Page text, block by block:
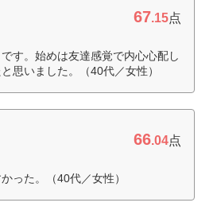
67.15点
す。始めは友達感覚で内心心配し
思いました。（40代／女性）
66.04点
った。（40代／女性）